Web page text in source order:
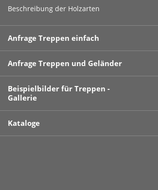
Beschreibung der Holzarten
Anfrage Treppen einfach
Anfrage Treppen und Geländer
Beispielbilder für Treppen -
Gallerie
Kataloge